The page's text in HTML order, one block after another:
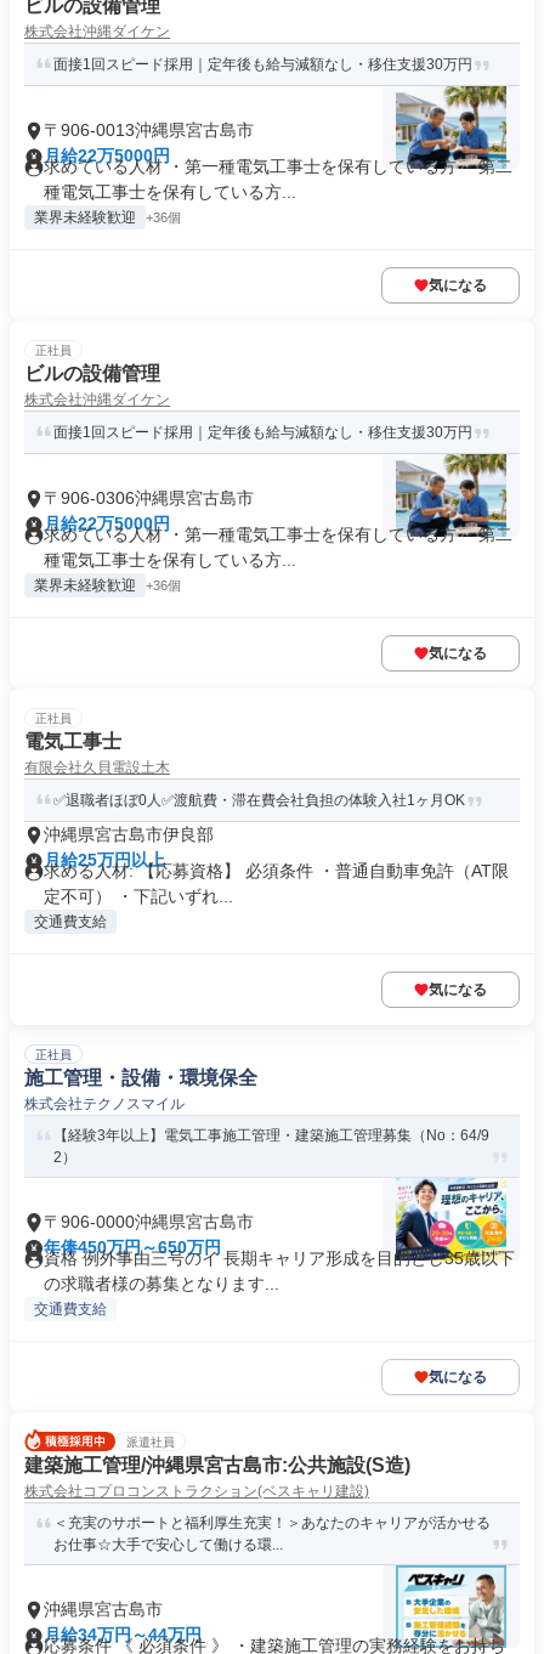
ビルの設備管理
株式会社沖縄ダイケン
面接1回スピード採用｜定年後も給与減額なし・移住支援30万円
〒906-0013沖縄県宮古島市
月給22万5000円
求めている人材 ・第一種電気工事士を保有している方 ・第二
種電気工事士を保有している方...
業界未経験歓迎 +36個
気になる
正社員
ビルの設備管理
株式会社沖縄ダイケン
面接1回スピード採用｜定年後も給与減額なし・移住支援30万円
〒906-0306沖縄県宮古島市
月給22万5000円
求めている人材 ・第一種電気工事士を保有している方 ・第二
種電気工事士を保有している方...
業界未経験歓迎 +36個
気になる
正社員
電気工事士
有限会社久貝電設土木
✅退職者ほぼ0人✅渡航費・滞在費会社負担の体験入社1ヶ月OK
沖縄県宮古島市伊良部
月給25万円以上
求める人材: 【応募資格】 必須条件 ・普通自動車免許（AT限
定不可） ・下記いずれ...
交通費支給
気になる
正社員
施工管理・設備・環境保全
株式会社テクノスマイル
【経験3年以上】電気工事施工管理・建築施工管理募集（No：64/9
2）
〒906-0000沖縄県宮古島市
年俸450万円～650万円
資格 例外事由三号のイ 長期キャリア形成を目的とし35歳以下
の求職者様の募集となります...
交通費支給
気になる
派遣社員
建築施工管理/沖縄県宮古島市:公共施設(S造)
株式会社コプロコンストラクション(ベスキャリ建設)
＜充実のサポートと福利厚生充実！＞あなたのキャリアが活かせる
お仕事☆大手で安心して働ける環...
沖縄県宮古島市
月給34万円～44万円
応募条件 《 必須条件 》 ・建築施工管理の実務経験をお持ち